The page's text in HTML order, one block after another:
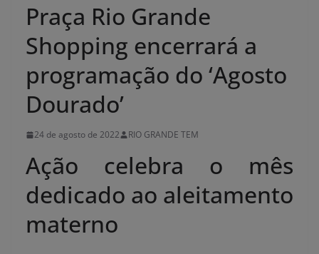
Praça Rio Grande
Shopping encerrará a
programação do ‘Agosto
Dourado’
24 de agosto de 2022 RIO GRANDE TEM
Ação celebra o mês
dedicado ao aleitamento
materno